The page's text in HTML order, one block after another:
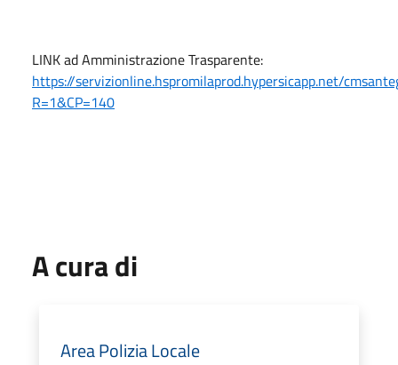
LINK ad Amministrazione Trasparente:
https://servizionline.hspromilaprod.hypersicapp.net/
R=1&CP=140
A cura di
Area Polizia Locale